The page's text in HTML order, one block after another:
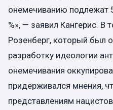
онемечиванию подлежат
%», — заявил Кангерис.
Розенберг, который был
разработку идеологии
онемечивания
придерживался мнения,
представлениям